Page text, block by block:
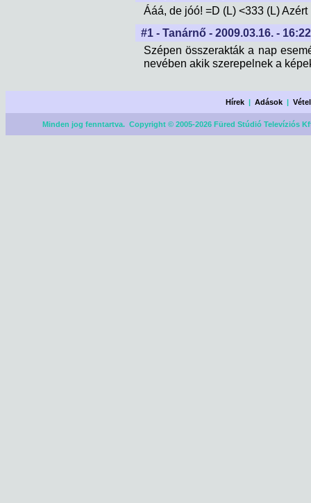
Ááá, de jóó! =D (L) <333 (L)
#1 - Tanárnő - 2009.03.16. -
Szépen összerakták a nap
nevében akik szerepelnek a
Hírek |Adások |
Minden jog fenntartva. Copyright © 2005-2026 Füred Stúdió Televíziós